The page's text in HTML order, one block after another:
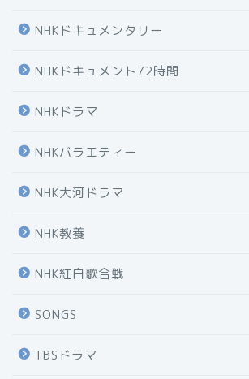
NHKドキュメンタリー
NHKドキュメント72時間
NHKドラマ
NHKバラエティー
NHK大河ドラマ
NHK教養
NHK紅白歌合戦
SONGS
TBSドラマ